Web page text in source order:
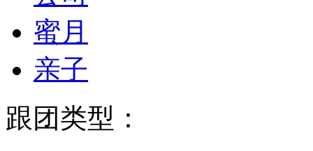
蜜月
亲子
跟团类型：